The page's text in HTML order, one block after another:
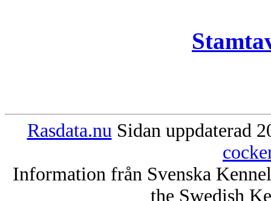
Rasdata.nu Sidan uppdaterad
Information från Svenska
the Swedish